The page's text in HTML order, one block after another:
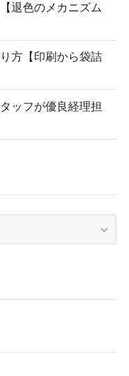
退色のメカニズム
方【印刷から袋詰
ッフが優良経理担